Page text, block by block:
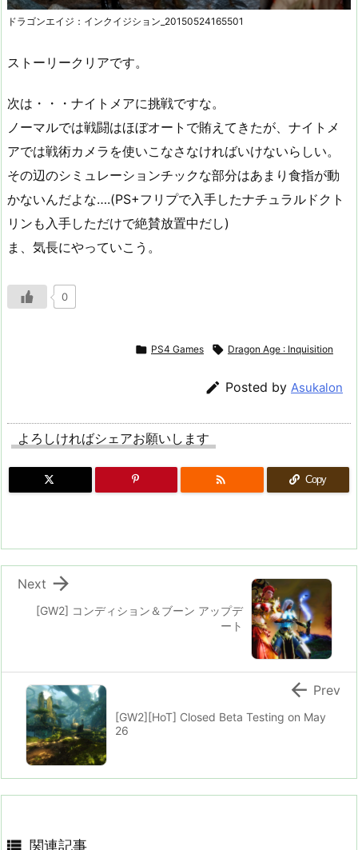
ドラゴンエイジ：インクイジション_20150524165501
ストーリークリアです。
次は・・・ナイトメアに挑戦ですな。
ノーマルでは戦闘はほぼオートで賄えてきたが、ナイトメ
アでは戦術カメラを使いこなさなければいけないらしい。
その辺のシミュレーションチックな部分はあまり食指が動
かないんだよな….(PS+フリプで入手したナチュラルドクト
リンも入手しただけで絶賛放置中だし)
ま、気長にやっていこう。
0
 PS4 Games  Dragon Age : Inquisition
 Posted by Asukalon
よろしければシェアお願いします
 Copy
[GW2] コンディション＆ブーン アップデ
ート

Next
[GW2][HoT] Closed Beta Testing on May
26
 Prev
 関連記事